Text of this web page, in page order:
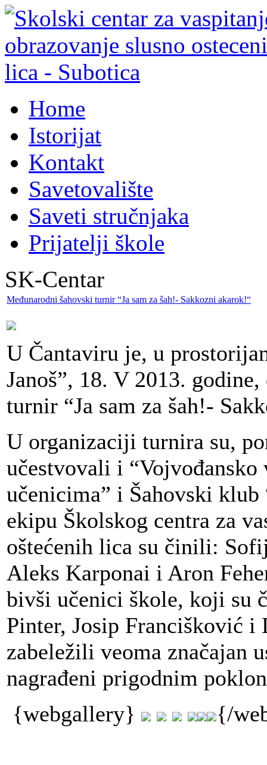
Home
Istorijat
Kontakt
Savetovalište
Saveti stručnjaka
Prijatelji škole
SK-Centar
Međunarodni šahovski turnir “Ja sam za šah!- Sakkozni akarok!“
U Čantaviru je, u
Janoš”, 18. V 2013.
turnir “Ja sam za šah!-
U organizaciji turnira su,
učestvovali i “Vojvođansko
učenicima” i Šahovski
ekipu Školskog centra za
oštećenih lica su činili:
Aleks Karponai i Aron
bivši učenici škole, koji su
Pinter, Josip Francišković i
zabeležili veoma značajan
nagrađeni prigodnim
{webgallery}
{/